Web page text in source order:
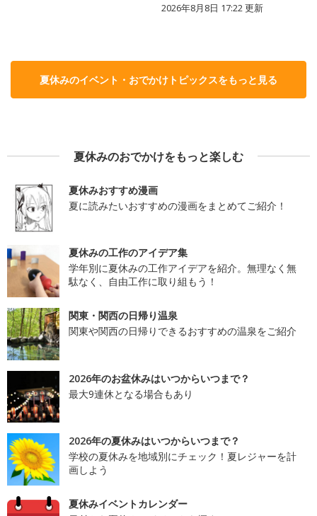
2026年8月8日 17:22更新
夏休みのイベント・おでかけトピックスをもっと見る
夏休みのおでかけをもっと楽しむ
夏休みおすすめ漫画
夏に読みたいおすすめの漫画をまとめてご紹介！
夏休みの工作のアイデア集
学年別に夏休みの工作アイデアを紹介。無理なく無
駄なく、自由工作に取り組もう！
関東・関西の日帰り温泉
関東や関西の日帰りできるおすすめの温泉をご紹介
2026年のお盆休みはいつからいつまで？
最大9連休となる場合もあり
2026年の夏休みはいつからいつまで？
学校の夏休みを地域別にチェック！夏レジャーを計
画しよう
夏休みイベントカレンダー